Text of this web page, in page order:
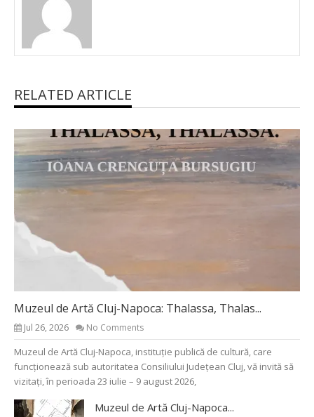
RELATED ARTICLE
Muzeul de Artă Cluj-Napoca: Thalassa, Thalas...
Jul 26, 2026 No Comments
Muzeul de Artă Cluj-Napoca, instituție publică de cultură, care
funcționează sub autoritatea Consiliului Județean Cluj, vă invită să
vizitați, în perioada 23 iulie – 9 august 2026,
Muzeul de Artă Cluj-Napoca...